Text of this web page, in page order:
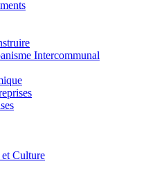
Intercommunal
et Culture